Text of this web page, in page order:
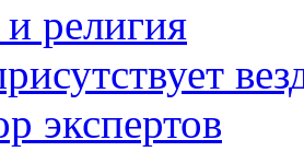
религия
экспертов